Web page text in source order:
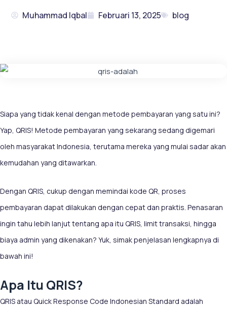
Muhammad Iqbal Februari 13, 2025 blog
Siapa yang tidak kenal dengan metode pembayaran yang satu ini?
Yap, QRIS! Metode pembayaran yang sekarang sedang digemari
oleh masyarakat Indonesia, terutama mereka yang mulai sadar akan
kemudahan yang ditawarkan.
Dengan QRIS, cukup dengan memindai kode QR, proses
pembayaran dapat dilakukan dengan cepat dan praktis. Penasaran
ingin tahu lebih lanjut tentang apa itu QRIS, limit transaksi, hingga
biaya admin yang dikenakan? Yuk, simak penjelasan lengkapnya di
bawah ini!
Apa Itu QRIS?
QRIS atau Quick Response Code Indonesian Standard adalah